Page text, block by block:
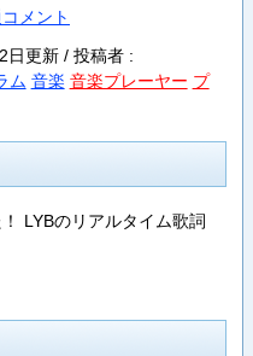
メント
日更新 / 投稿者 :
ム 音楽 音楽プレーヤー プ
LYBのリアルタイム歌詞